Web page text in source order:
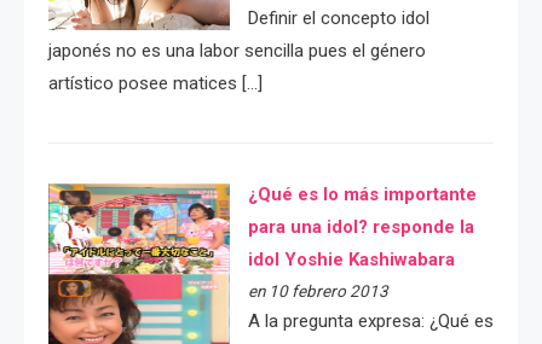
Definir el concepto idol
japonés no es una labor sencilla pues el género
artístico posee matices […]
¿Qué es lo más importante
para una idol? responde la
idol Yoshie Kashiwabara
en 10 febrero 2013
A la pregunta expresa: ¿Qué es